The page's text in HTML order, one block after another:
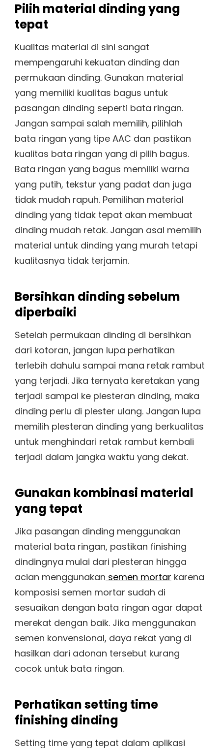
Pilih material dinding yang
tepat
Kualitas material di sini sangat
mempengaruhi kekuatan dinding dan
permukaan dinding. Gunakan material
yang memiliki kualitas bagus untuk
pasangan dinding seperti bata ringan.
Jangan sampai salah memilih, pilihlah
bata ringan yang tipe AAC dan pastikan
kualitas bata ringan yang di pilih bagus.
Bata ringan yang bagus memiliki warna
yang putih, tekstur yang padat dan juga
tidak mudah rapuh. Pemilihan material
dinding yang tidak tepat akan membuat
dinding mudah retak. Jangan asal memilih
material untuk dinding yang murah tetapi
kualitasnya tidak terjamin.
Bersihkan dinding sebelum
diperbaiki
Setelah permukaan dinding di bersihkan
dari kotoran, jangan lupa perhatikan
terlebih dahulu sampai mana retak rambut
yang terjadi. Jika ternyata keretakan yang
terjadi sampai ke plesteran dinding, maka
dinding perlu di plester ulang. Jangan lupa
memilih plesteran dinding yang berkualitas
untuk menghindari retak rambut kembali
terjadi dalam jangka waktu yang dekat.
Gunakan kombinasi material
yang tepat
Jika pasangan dinding menggunakan
material bata ringan, pastikan finishing
dindingnya mulai dari plesteran hingga
acian menggunakan semen mortar karena
komposisi semen mortar sudah di
sesuaikan dengan bata ringan agar dapat
merekat dengan baik. Jika menggunakan
semen konvensional, daya rekat yang di
hasilkan dari adonan tersebut kurang
cocok untuk bata ringan.
Perhatikan setting time
finishing dinding
Setting time yang tepat dal­am aplikasi